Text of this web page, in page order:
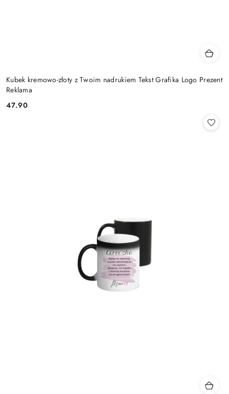
Kubek kremowo-złoty z Twoim nadrukiem Tekst Grafika Logo Prezent
Reklama
Cena:
47.90